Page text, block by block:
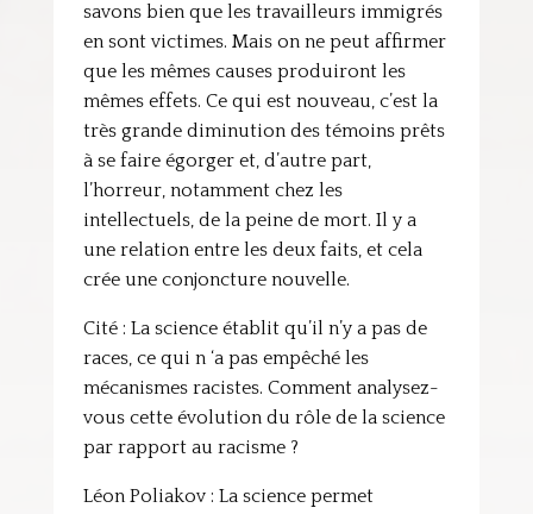
savons bien que les travailleurs immigrés
en sont victimes. Mais on ne peut affirmer
que les mêmes causes produiront les
mêmes effets. Ce qui est nouveau, c’est la
très grande diminution des témoins prêts
à se faire égorger et, d’autre part,
l’horreur, notamment chez les
intellectuels, de la peine de mort. Il y a
une relation entre les deux faits, et cela
crée une conjoncture nouvelle.
Cité : La science établit qu’il n’y a pas de
races, ce qui n ‘a pas empêché les
mécanismes racistes. Comment analysez-
vous cette évolution du rôle de la science
par rapport au racisme ?
Léon Poliakov : La science permet